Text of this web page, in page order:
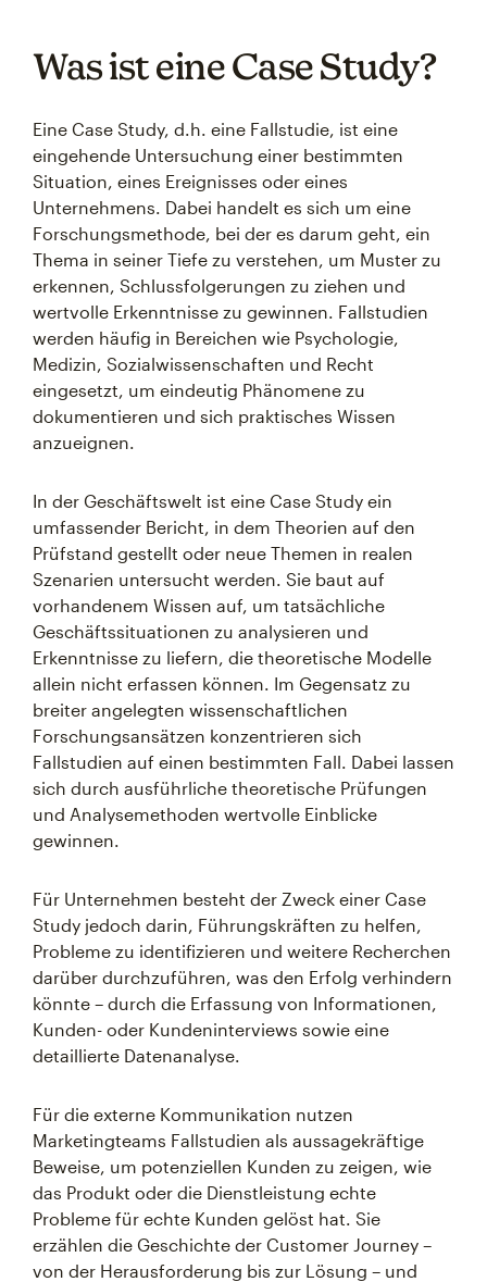
Was ist eine Case Study?
Eine Case Study, d.h. eine Fallstudie, ist eine
eingehende Untersuchung einer bestimmten
Situation, eines Ereignisses oder eines
Unternehmens. Dabei handelt es sich um eine
Forschungsmethode, bei der es darum geht, ein
Thema in seiner Tiefe zu verstehen, um Muster zu
erkennen, Schlussfolgerungen zu ziehen und
wertvolle Erkenntnisse zu gewinnen. Fallstudien
werden häufig in Bereichen wie Psychologie,
Medizin, Sozialwissenschaften und Recht
eingesetzt, um eindeutig Phänomene zu
dokumentieren und sich praktisches Wissen
anzueignen.
In der Geschäftswelt ist eine Case Study ein
umfassender Bericht, in dem Theorien auf den
Prüfstand gestellt oder neue Themen in realen
Szenarien untersucht werden. Sie baut auf
vorhandenem Wissen auf, um tatsächliche
Geschäftssituationen zu analysieren und
Erkenntnisse zu liefern, die theoretische Modelle
allein nicht erfassen können. Im Gegensatz zu
breiter angelegten wissenschaftlichen
Forschungsansätzen konzentrieren sich
Fallstudien auf einen bestimmten Fall. Dabei lassen
sich durch ausführliche theoretische Prüfungen
und Analysemethoden wertvolle Einblicke
gewinnen.
Für Unternehmen besteht der Zweck einer Case
Study jedoch darin, Führungskräften zu helfen,
Probleme zu identifizieren und weitere Recherchen
darüber durchzuführen, was den Erfolg verhindern
könnte – durch die Erfassung von Informationen,
Kunden- oder Kundeninterviews sowie eine
detaillierte Datenanalyse.
Für die externe Kommunikation nutzen
Marketingteams Fallstudien als aussagekräftige
Beweise, um potenziellen Kunden zu zeigen, wie
das Produkt oder die Dienstleistung echte
Probleme für echte Kunden gelöst hat. Sie
erzählen die Geschichte der Customer Journey –
von der Herausforderung bis zur Lösung – und